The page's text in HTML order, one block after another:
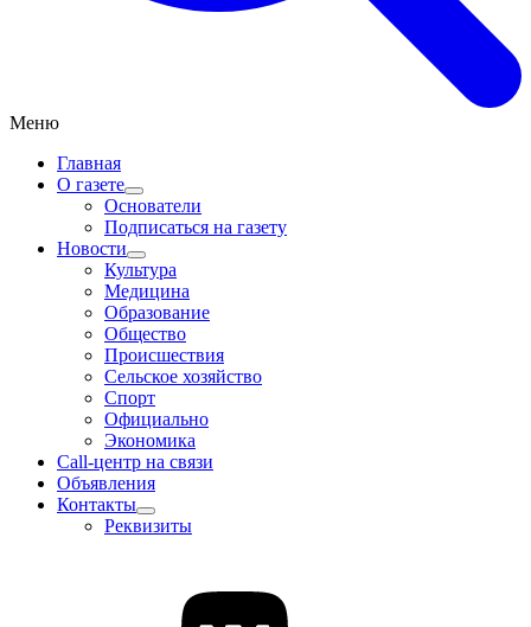
Меню
Главная
О газете
Основатели
Подписаться на газету
Новости
Культура
Медицина
Образование
Общество
Происшествия
Сельское хозяйство
Спорт
Официально
Экономика
Call-центр на связи
Объявления
Контакты
Реквизиты